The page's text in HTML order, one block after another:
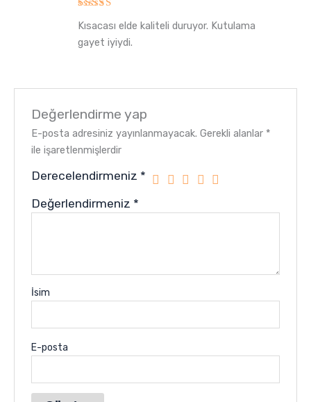
üzerinden
oy aldı
Kısacası elde kaliteli duruyor. Kutulama
gayet iyiydi.
Değerlendirme yap
E-posta adresiniz yayınlanmayacak. Gerekli alanlar *
ile işaretlenmişlerdir
Derecelendirmeniz *
Değerlendirmeniz *
İsim
E-posta